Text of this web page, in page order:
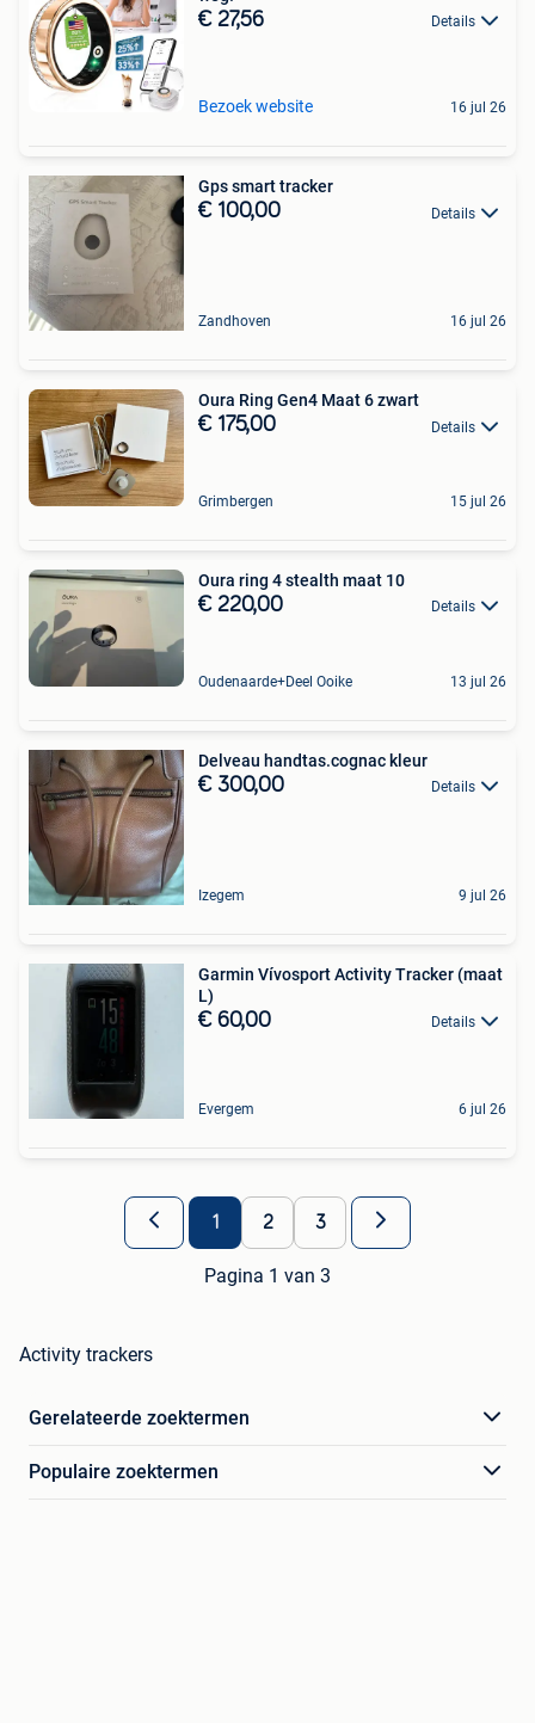
€ 27,56 Details
Bezoek website 16 jul 26
Gps smart tracker
€ 100,00 Details
Zandhoven 16 jul 26
Oura Ring Gen4 Maat 6 zwart
€ 175,00 Details
Grimbergen 15 jul 26
Oura ring 4 stealth maat 10
€ 220,00 Details
Oudenaarde+Deel Ooike 13 jul 26
Delveau handtas.cognac kleur
€ 300,00 Details
Izegem 9 jul 26
Garmin Vívosport Activity Tracker (maat
L)
€ 60,00 Details
Evergem 6 jul 26
1 2 3
Pagina 1 van 3
Activity trackers
Gerelateerde zoektermen
Populaire zoektermen